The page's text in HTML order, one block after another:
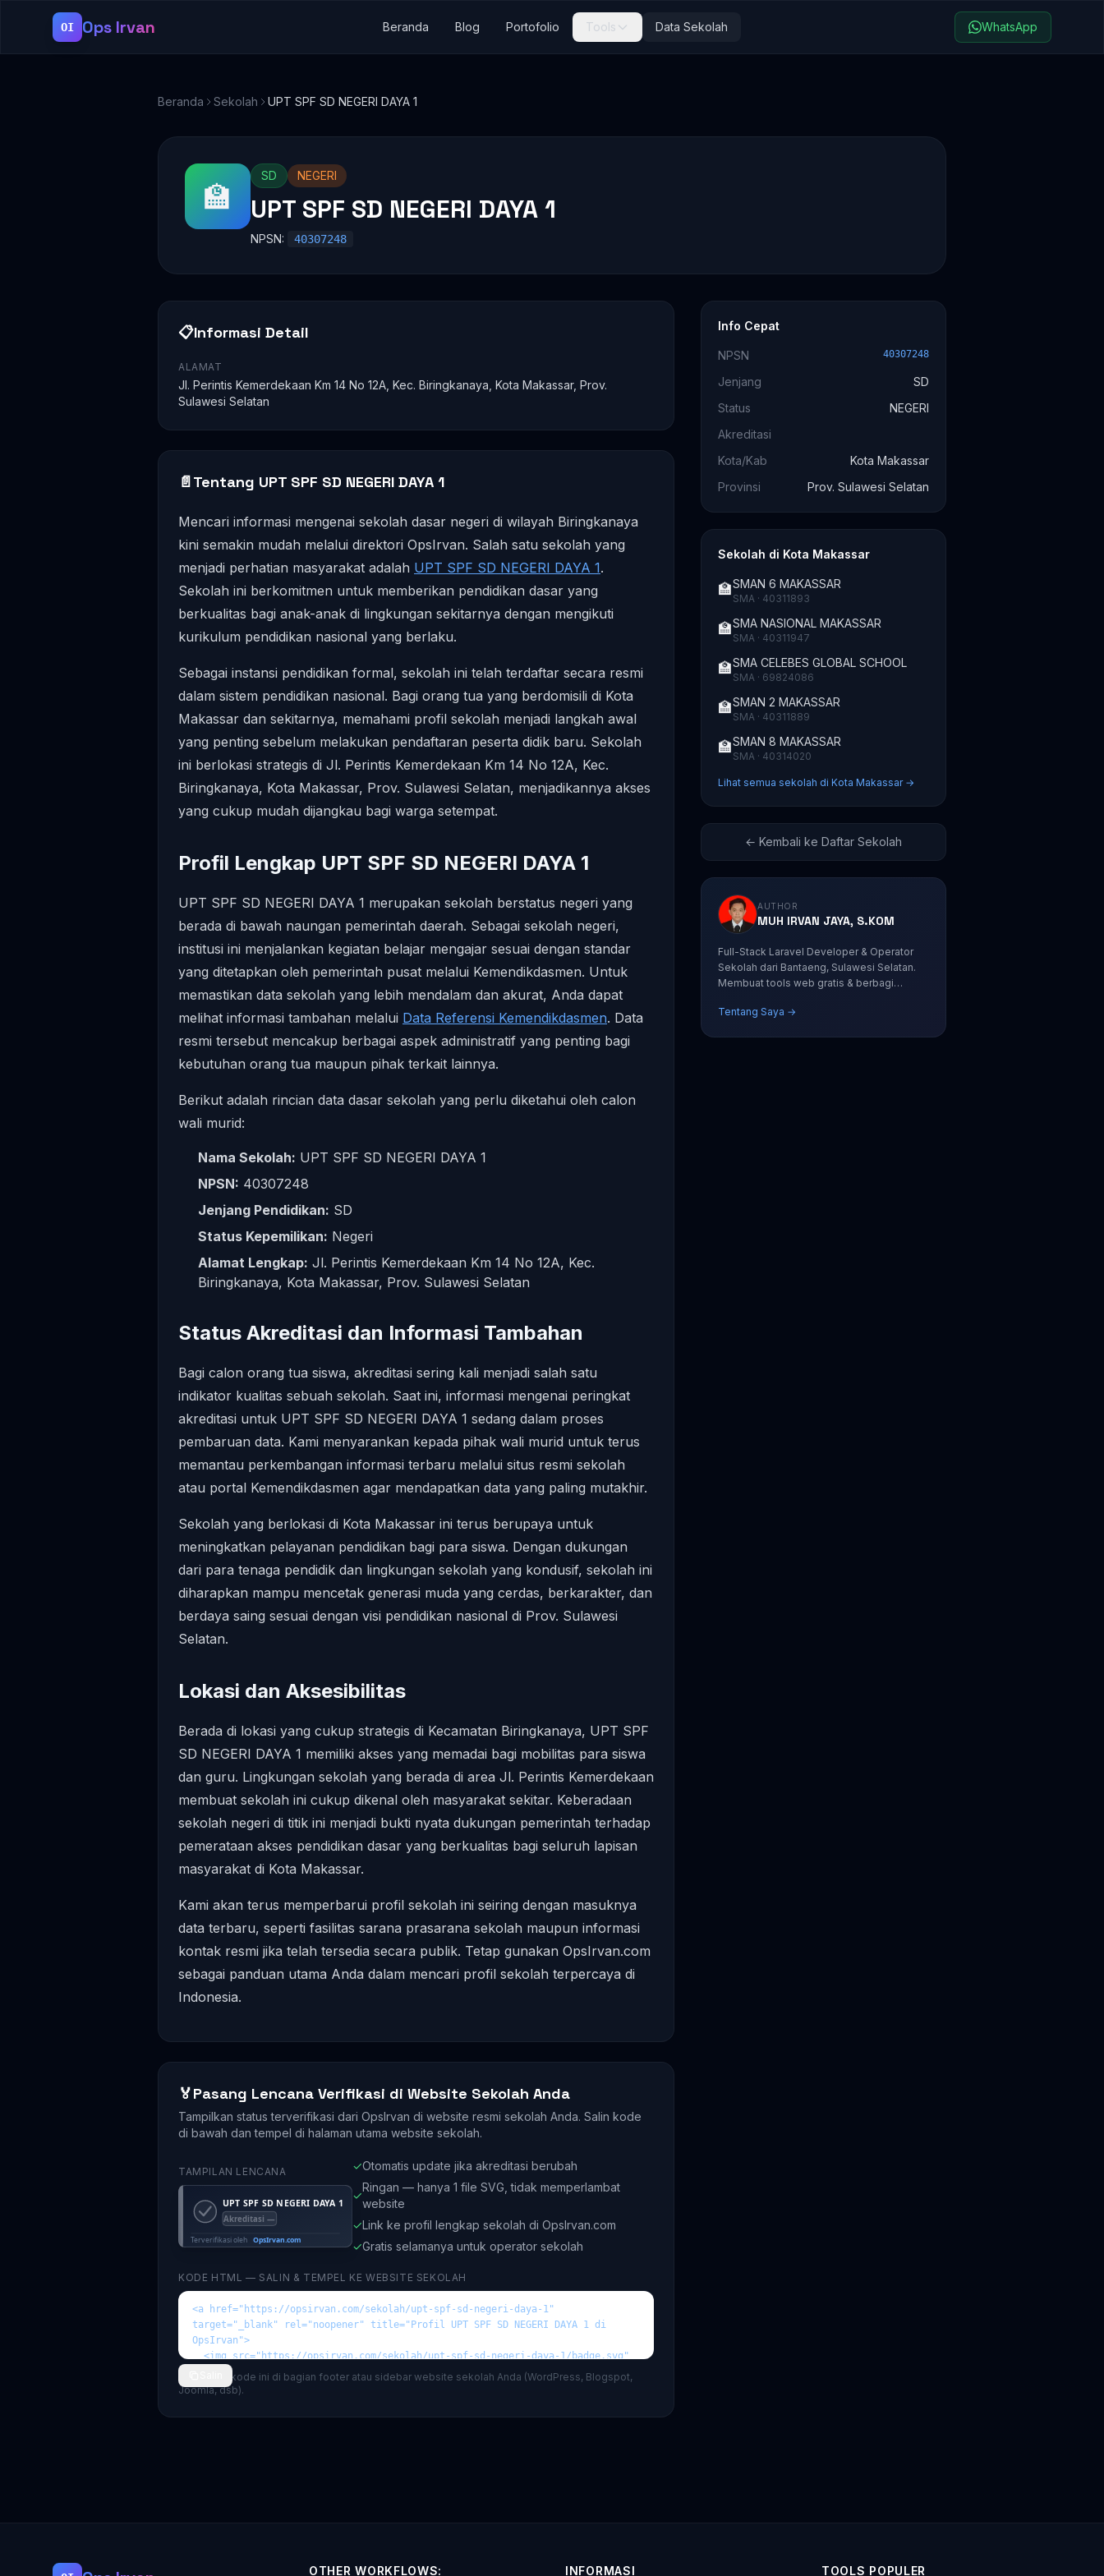
OI Ops Irvan Beranda Blog Portofolio Tools Data Sekolah WhatsApp
Beranda Sekolah UPT SPF SD NEGERI DAYA 1
🏫
SD NEGERI
UPT SPF SD NEGERI DAYA 1
NPSN: 40307248
📋Informasi Detail
ALAMAT
Jl. Perintis Kemerdekaan Km 14 No 12A, Kec. Biringkanaya, Kota Makassar, Prov.
Sulawesi Selatan
📄Tentang UPT SPF SD NEGERI DAYA 1
Mencari informasi mengenai sekolah dasar negeri di wilayah Biringkanaya
kini semakin mudah melalui direktori OpsIrvan. Salah satu sekolah yang
menjadi perhatian masyarakat adalah UPT SPF SD NEGERI DAYA 1.
Sekolah ini berkomitmen untuk memberikan pendidikan dasar yang
berkualitas bagi anak-anak di lingkungan sekitarnya dengan mengikuti
kurikulum pendidikan nasional yang berlaku.
Sebagai instansi pendidikan formal, sekolah ini telah terdaftar secara resmi
dalam sistem pendidikan nasional. Bagi orang tua yang berdomisili di Kota
Makassar dan sekitarnya, memahami profil sekolah menjadi langkah awal
yang penting sebelum melakukan pendaftaran peserta didik baru. Sekolah
ini berlokasi strategis di Jl. Perintis Kemerdekaan Km 14 No 12A, Kec.
Biringkanaya, Kota Makassar, Prov. Sulawesi Selatan, menjadikannya akses
yang cukup mudah dijangkau bagi warga setempat.
Profil Lengkap UPT SPF SD NEGERI DAYA 1
UPT SPF SD NEGERI DAYA 1 merupakan sekolah berstatus negeri yang
berada di bawah naungan pemerintah daerah. Sebagai sekolah negeri,
institusi ini menjalankan kegiatan belajar mengajar sesuai dengan standar
yang ditetapkan oleh pemerintah pusat melalui Kemendikdasmen. Untuk
memastikan data sekolah yang lebih mendalam dan akurat, Anda dapat
melihat informasi tambahan melalui Data Referensi Kemendikdasmen. Data
resmi tersebut mencakup berbagai aspek administratif yang penting bagi
kebutuhan orang tua maupun pihak terkait lainnya.
Berikut adalah rincian data dasar sekolah yang perlu diketahui oleh calon
wali murid:
Nama Sekolah: UPT SPF SD NEGERI DAYA 1
NPSN: 40307248
Jenjang Pendidikan: SD
Status Kepemilikan: Negeri
Alamat Lengkap: Jl. Perintis Kemerdekaan Km 14 No 12A, Kec.
Biringkanaya, Kota Makassar, Prov. Sulawesi Selatan
Status Akreditasi dan Informasi Tambahan
Bagi calon orang tua siswa, akreditasi sering kali menjadi salah satu
indikator kualitas sebuah sekolah. Saat ini, informasi mengenai peringkat
akreditasi untuk UPT SPF SD NEGERI DAYA 1 sedang dalam proses
pembaruan data. Kami menyarankan kepada pihak wali murid untuk terus
memantau perkembangan informasi terbaru melalui situs resmi sekolah
atau portal Kemendikdasmen agar mendapatkan data yang paling mutakhir.
Sekolah yang berlokasi di Kota Makassar ini terus berupaya untuk
meningkatkan pelayanan pendidikan bagi para siswa. Dengan dukungan
dari para tenaga pendidik dan lingkungan sekolah yang kondusif, sekolah ini
diharapkan mampu mencetak generasi muda yang cerdas, berkarakter, dan
berdaya saing sesuai dengan visi pendidikan nasional di Prov. Sulawesi
Selatan.
Lokasi dan Aksesibilitas
Berada di lokasi yang cukup strategis di Kecamatan Biringkanaya, UPT SPF
SD NEGERI DAYA 1 memiliki akses yang memadai bagi mobilitas para siswa
dan guru. Lingkungan sekolah yang berada di area Jl. Perintis Kemerdekaan
membuat sekolah ini cukup dikenal oleh masyarakat sekitar. Keberadaan
sekolah negeri di titik ini menjadi bukti nyata dukungan pemerintah terhadap
pemerataan akses pendidikan dasar yang berkualitas bagi seluruh lapisan
masyarakat di Kota Makassar.
Kami akan terus memperbarui profil sekolah ini seiring dengan masuknya
data terbaru, seperti fasilitas sarana prasarana sekolah maupun informasi
kontak resmi jika telah tersedia secara publik. Tetap gunakan OpsIrvan.com
sebagai panduan utama Anda dalam mencari profil sekolah terpercaya di
Indonesia.
🏅Pasang Lencana Verifikasi di Website Sekolah Anda
Tampilkan status terverifikasi dari OpsIrvan di website resmi sekolah Anda. Salin kode
di bawah dan tempel di halaman utama website sekolah.
TAMPILAN LENCANA ✓Otomatis update jika akreditasi berubah
✓
Ringan — hanya 1 file SVG, tidak memperlambat
website
✓Link ke profil lengkap sekolah di OpsIrvan.com
✓Gratis selamanya untuk operator sekolah
KODE HTML — SALIN & TEMPEL KE WEBSITE SEKOLAH
💡 Tempel kode ini di bagian footer atau sidebar website sekolah Anda (WordPress, Blogspot,
Joomla, dsb).
Info Cepat
NPSN 40307248
Jenjang
SD
Status
NEGERI
Akreditasi
Kota/Kab
Kota Makassar
Provinsi
Prov. Sulawesi Selatan
Sekolah di Kota Makassar
🏫SMAN 6 MAKASSAR
SMA · 40311893
🏫SMA NASIONAL MAKASSAR
SMA · 40311947
🏫SMA CELEBES GLOBAL SCHOOL
SMA · 69824086
🏫SMAN 2 MAKASSAR
SMA · 40311889
🏫SMAN 8 MAKASSAR
SMA · 40314020
Lihat semua sekolah di Kota Makassar →
← Kembali ke Daftar Sekolah
AUTHOR
MUH IRVAN JAYA, S.KOM
Full-Stack Laravel Developer & Operator
Sekolah dari Bantaeng, Sulawesi Selatan.
Membuat tools web gratis & berbagi
Tentang Saya →
OTHER WORKFLOWS: INFORMASI TOOLS POPULER